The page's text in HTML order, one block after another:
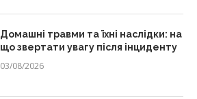
Домашні травми та їхні наслідки: на
що звертати увагу після інциденту
03/08/2026